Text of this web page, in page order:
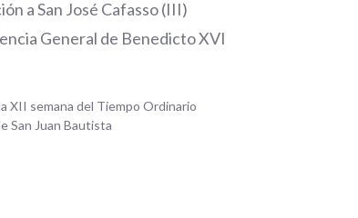
a San José Cafasso (III)
General de Benedicto XVI
XII semana del Tiempo Ordinario
San Juan Bautista